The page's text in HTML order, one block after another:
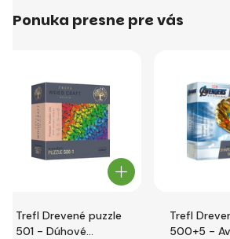
Ponuka presne pre vás
Trefl Drevené puzzle
501 - Dúhové
Trefl
500+5 -